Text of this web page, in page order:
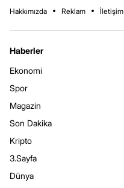
Hakkımızda Reklam İletişim
Haberler
Ekonomi
Spor
Magazin
Son Dakika
Kripto
3.Sayfa
Dünya